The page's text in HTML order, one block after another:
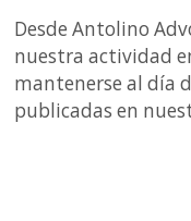
Desde Antolino
nuestra actividad
mantenerse al día
publicadas en